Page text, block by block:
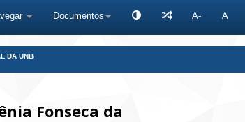
Documentos A- A
DA UNB
Fonseca da